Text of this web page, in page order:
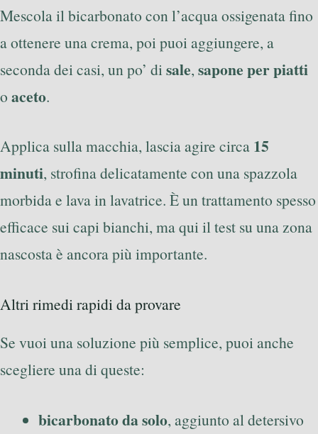
Mescola il bicarbonato con l’acqua ossigenata fino
a ottenere una crema, poi puoi aggiungere, a
seconda dei casi, un po’ disale, sapone per piatti
o aceto.
Applica sulla macchia, lascia agire circa 15
minuti, strofina delicatamente con una spazzola
morbida e lava in lavatrice. È un trattamento spesso
efficace sui capi bianchi, ma qui il test su una zona
nascosta è ancora più importante.
Altri rimedi rapidi da provare
Se vuoi una soluzione più semplice, puoi anche
scegliere una di queste:
bicarbonato da solo, aggiunto al detersivo